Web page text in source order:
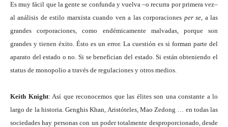
Es muy fácil que la gente se confunda y vuelva –o recurra por primera vez–
al análisis de estilo marxista cuando ven a las corporaciones per se , a las
grandes corporaciones, como endémicamente malvadas, porque son
grandes y tienen éxito. Ésto es un error. La cuestión es si forman parte del
aparato del estado o no. Si se benefician del estado. Si están obteniendo el
status de monopolio a través de regulaciones y otros medios.
Keith Knight: Así que reconocemos que las élites son una constante a lo
largo de la historia. Genghis Khan, Aristóteles, Mao Zedong … en todas las
sociedades hay personas con un poder totalmente desproporcionado, desde